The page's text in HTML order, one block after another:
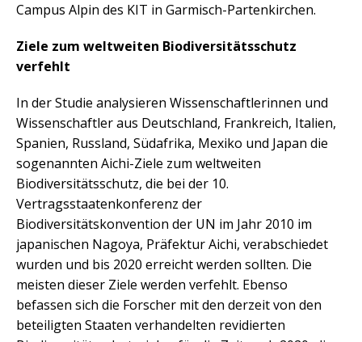
Campus Alpin des KIT in Garmisch-Partenkirchen.
Ziele zum weltweiten Biodiversitätsschutz
verfehlt
In der Studie analysieren Wissenschaftlerinnen und
Wissenschaftler aus Deutschland, Frankreich, Italien,
Spanien, Russland, Südafrika, Mexiko und Japan die
sogenannten Aichi-Ziele zum weltweiten
Biodiversitätsschutz, die bei der 10.
Vertragsstaatenkonferenz der
Biodiversitätskonvention der UN im Jahr 2010 im
japanischen Nagoya, Präfektur Aichi, verabschiedet
wurden und bis 2020 erreicht werden sollten. Die
meisten dieser Ziele werden verfehlt. Ebenso
befassen sich die Forscher mit den derzeit von den
beteiligten Staaten verhandelten revidierten